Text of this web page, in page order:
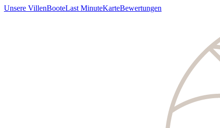
Unsere VillenBooteLast MinuteKarteBewertungen